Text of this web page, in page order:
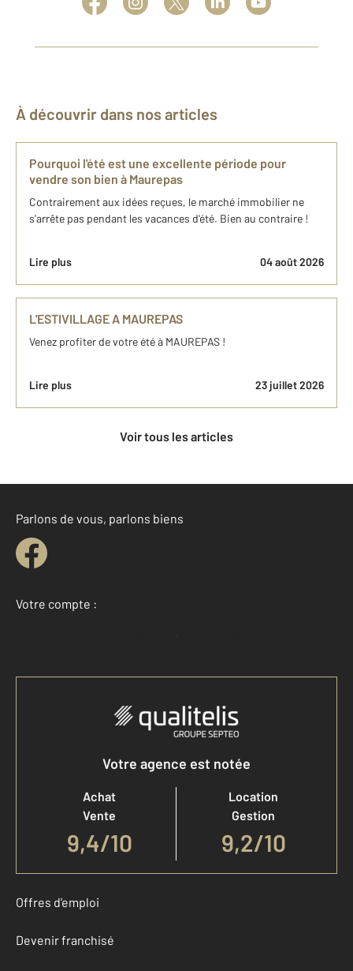
À découvrir dans nos articles
Pourquoi l'été est une excellente période pour
vendre son bien à Maurepas
Contrairement aux idées reçues, le marché immobilier ne
s'arrête pas pendant les vacances d'été. Bien au contraire !
Lire plus 04 août 2026
L'ESTIVILLAGE A MAUREPAS
Venez profiter de votre été à MAUREPAS !
Lire plus 23 juillet 2026
Voir tous les articles
Parlons de vous, parlons biens
Votre compte :
Accéder à mon compte
Votre agence est notée
Achat
Vente
9,4/10
Location
Gestion
9,2/10
Offres d'emploi
Devenir franchisé